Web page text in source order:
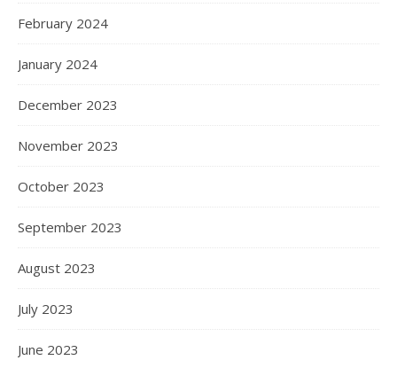
February 2024
January 2024
December 2023
November 2023
October 2023
September 2023
August 2023
July 2023
June 2023